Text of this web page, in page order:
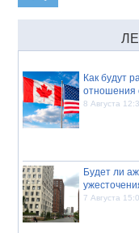
Как будут
отношения
8 Августа
Будет ли
7 Августа